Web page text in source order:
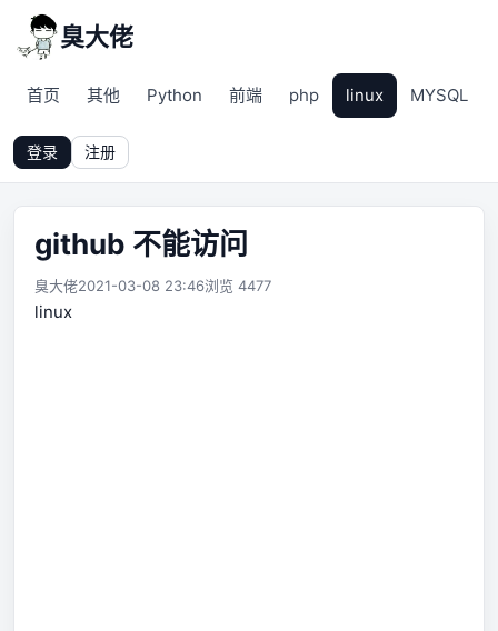
臭大佬
首页 其他 Python 前端 php linux MYSQL
登录 注册
github 不能访问
臭大佬2021-03-08 23:46浏览 4477
linux